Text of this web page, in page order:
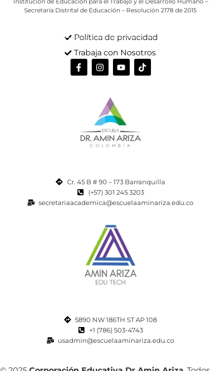
Secretaría Distrital de Educación – Resolución 2178 de 2015
Política de privacidad
Trabaja con Nosotros
Cr. 45 B # 90 – 173 Barranquilla
(+57) 301 245 3203
secretariaacademica@escuelaaminariza.edu.co
5890 NW 186TH ST AP 108
+1 (786) 503-4743
usadmin@escuelaaminariza.edu.co